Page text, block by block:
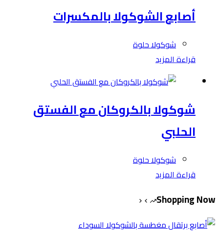
أصابع الشوكولا بالمكسرات
شوكولا حلوة
قراءة المزيد
شوكولا بالكروكان مع الفستق
الحلبي
شوكولا حلوة
قراءة المزيد
Shopping Now